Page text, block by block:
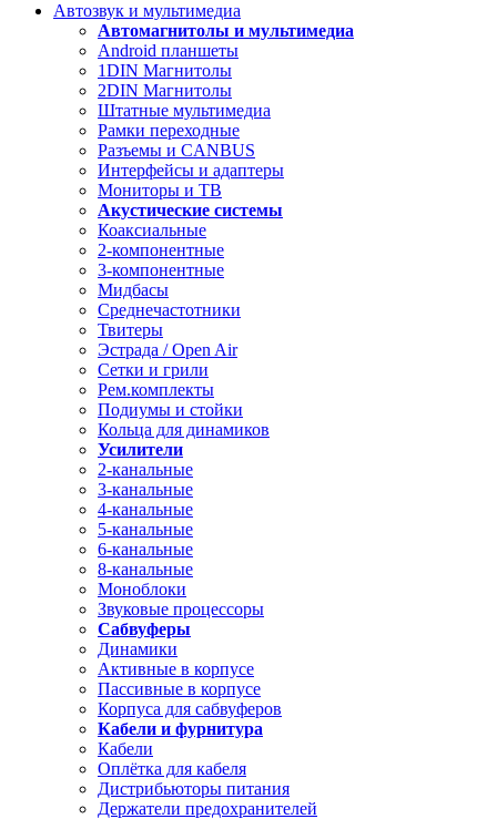
Автозвук и мультимедиа
Автомагнитолы и мультимедиа
Android планшеты
1DIN Магнитолы
2DIN Магнитолы
Штатные мультимедиа
Рамки переходные
Разъемы и CANBUS
Интерфейсы и адаптеры
Мониторы и ТВ
Акустические системы
Коаксиальные
2-компонентные
3-компонентные
Мидбасы
Среднечастотники
Твитеры
Эстрада / Open Air
Сетки и грили
Рем.комплекты
Подиумы и стойки
Кольца для динамиков
Усилители
2-канальные
3-канальные
4-канальные
5-канальные
6-канальные
8-канальные
Моноблоки
Звуковые процессоры
Сабвуферы
Динамики
Активные в корпусе
Пассивные в корпусе
Корпуса для сабвуферов
Кабели и фурнитура
Кабели
Оплётка для кабеля
Дистрибьюторы питания
Держатели предохранителей